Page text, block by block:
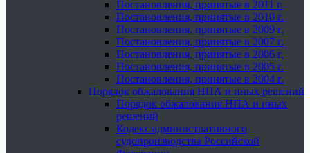
Постановления, принятые в 2011 г.
Постановления, принятые в 2010 г.
Постановления, принятые в 2009 г.
Постановления, принятые в 2007 г.
Постановления, принятые в 2006 г.
Постановления, принятые в 2005 г.
Постановления, принятые в 2004 г.
Порядок обжалования НПА и иных решений
Порядок обжалования НПА и иных
решений
Кодекс административного
судопроизводства Российской